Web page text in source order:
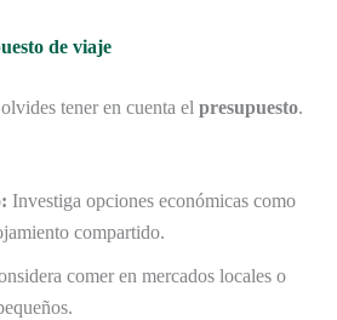
de viaje
tener en cuenta el presupuesto.
Investiga opciones económicas como
compartido.
comer en mercados locales o